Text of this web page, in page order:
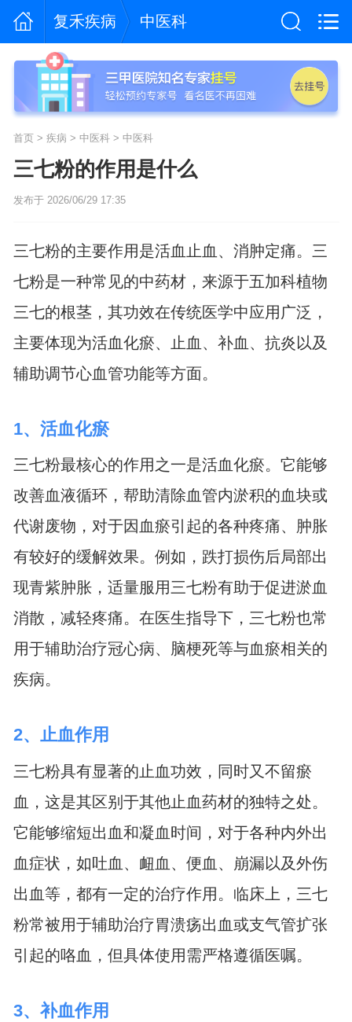
复禾疾病 中医科
首页> 疾病 > 中医科> 中医科
三七粉的作用是什么
发布于 2026/06/29 17:35
三七粉的主要作用是活血止血、消肿定痛。三
七粉是一种常见的中药材，来源于五加科植物
三七的根茎，其功效在传统医学中应用广泛，
主要体现为活血化瘀、止血、补血、抗炎以及
辅助调节心血管功能等方面。
1、活血化瘀
三七粉最核心的作用之一是活血化瘀。它能够
改善血液循环，帮助清除血管内淤积的血块或
代谢废物，对于因血瘀引起的各种疼痛、肿胀
有较好的缓解效果。例如，跌打损伤后局部出
现青紫肿胀，适量服用三七粉有助于促进淤血
消散，减轻疼痛。在医生指导下，三七粉也常
用于辅助治疗冠心病、脑梗死等与血瘀相关的
疾病。
2、止血作用
三七粉具有显著的止血功效，同时又不留瘀
血，这是其区别于其他止血药材的独特之处。
它能够缩短出血和凝血时间，对于各种内外出
血症状，如吐血、衄血、便血、崩漏以及外伤
出血等，都有一定的治疗作用。临床上，三七
粉常被用于辅助治疗胃溃疡出血或支气管扩张
引起的咯血，但具体使用需严格遵循医嘱。
3、补血作用